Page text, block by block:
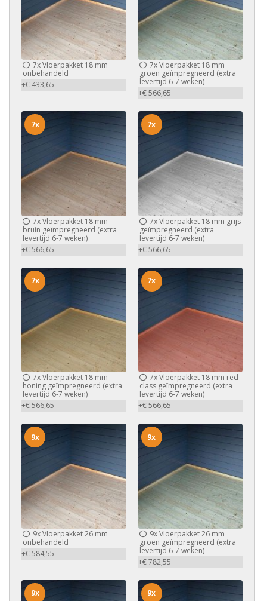
7xVloerpakket 18 mm
onbehandeld
+€ 433,65
7xVloerpakket 18 mm
groen geïmpregneerd (extra
levertijd 6-7 weken)
+€ 566,65
7xVloerpakket 18 mm
bruin geïmpregneerd (extra
levertijd 6-7 weken)
+€ 566,65
7x
7xVloerpakket 18 mm grijs
geïmpregneerd (extra
levertijd 6-7 weken)
+€ 566,65
7x
7xVloerpakket 18 mm
honing geïmpregneerd (extra
levertijd 6-7 weken)
+€ 566,65
7x
7xVloerpakket 18 mm red
class geïmpregneerd (extra
levertijd 6-7 weken)
+€ 566,65
7x
9xVloerpakket 26 mm
onbehandeld
+€ 584,55
9x
9xVloerpakket 26 mm
groen geïmpregneerd (extra
levertijd 6-7 weken)
+€ 782,55
9x
9x 9x